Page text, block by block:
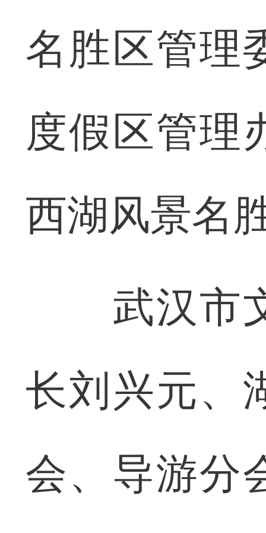
名胜区管理
度假区管理
西湖风景名
武汉市文
长刘兴元、
会、导游分